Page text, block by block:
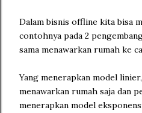
Dalam bisnis offline kita bisa
contohnya pada 2
sama menawarkan rumah ke
Yang menerapkan model
menawarkan rumah saja dan
menerapkan model